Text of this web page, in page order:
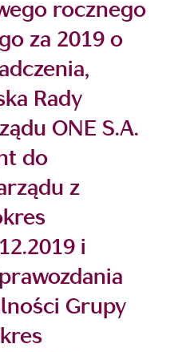
rocznego
za 2019 o
Rady
ONE S.A.
do
z
i
Grupy